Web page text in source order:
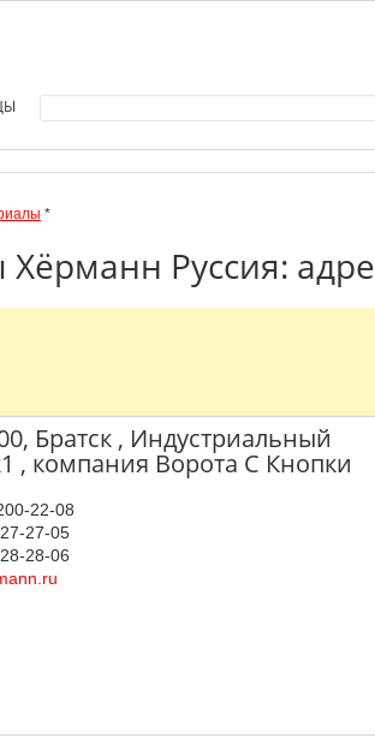
*
Хёрманн Руссия:
Братск , Индустриальный
, компания Ворота С Кнопки
22-08
27-05
28-06